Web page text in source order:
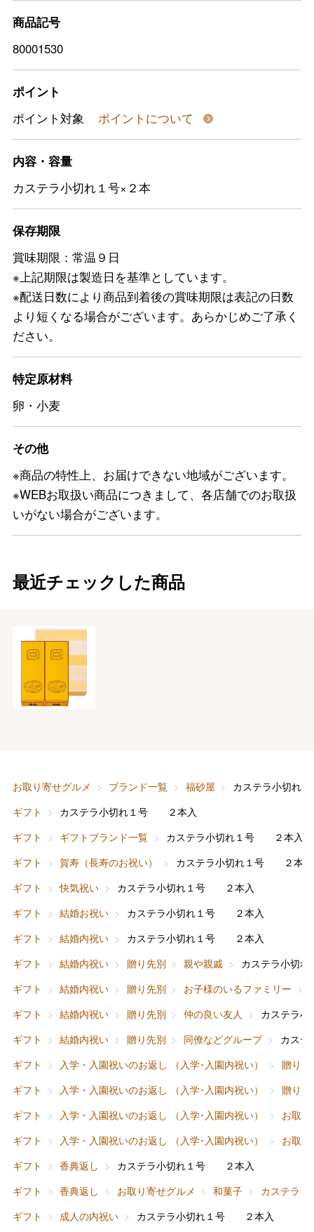
商品記号
80001530
ポイント
ポイント対象
ポイントについて
内容・容量
カステラ小切れ１号×２本
保存期限
賞味期限：常温９日
※上記期限は製造日を基準としています。
※配送日数により商品到着後の賞味期限は表記の日数
より短くなる場合がございます。あらかじめご了承く
ださい。
特定原材料
卵・小麦
その他
※商品の特性上、お届けできない地域がございます。
※WEBお取扱い商品につきまして、各店舗でのお取扱
いがない場合がございます。
最近チェックした商品
お取り寄せグルメ ブランド一覧 福砂屋
カステラ小切
ギフト
カステラ小切れ１号 ２本入
ギフト
ギフトブランド一覧
カステラ小切れ１号 ２本入
ギフト
賀寿（長寿のお祝い）
カステラ小切れ１号 ２本入
ギフト
快気祝い
カステラ小切れ１号 ２本入
ギフト
結婚お祝い
カステラ小切れ１号 ２本入
ギフト
結婚内祝い
カステラ小切れ１号 ２本入
ギフト
結婚内祝い 贈り先別 親や親戚
カステラ小切
ギフト
結婚内祝い 贈り先別 お子様のいるファミリー
ギフト
結婚内祝い 贈り先別 仲の良い友人
カステラ
ギフト
結婚内祝い 贈り先別 同僚などグループ
カス
ギフト
入学・入園祝いのお返し （入学･入園内祝い）
贈り先
ギフト
入学・入園祝いのお返し （入学･入園内祝い）
贈り先
ギフト
入学・入園祝いのお返し （入学･入園内祝い）
お取
ギフト
入学・入園祝いのお返し （入学･入園内祝い）
お取
ギフト
香典返し
カステラ小切れ１号 ２本入
ギフト
香典返し お取り寄せグルメ 和菓子
カステラ
ギフト
成人の内祝い
カステラ小切れ１号 ２本入